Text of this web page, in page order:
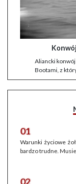
Aliancki konwój
Bootami, z
01
Warunki życiowe
bardzo trudne.
02